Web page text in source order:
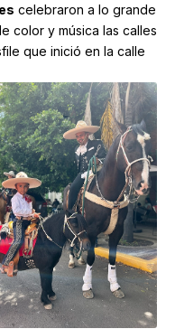
celebraron a lo grande
color y música las calles
que inició en la calle